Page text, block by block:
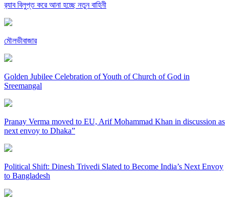
র‍্যাব বিলুপ্ত করে আনা হচ্ছে নতুন বাহিনী
মৌলভীবাজার
Golden Jubilee Celebration of Youth of Church of God in
Sreemangal
Pranay Verma moved to EU, Arif Mohammad Khan in discussion as
next envoy to Dhaka”
Political Shift: Dinesh Trivedi Slated to Become India’s Next Envoy
to Bangladesh